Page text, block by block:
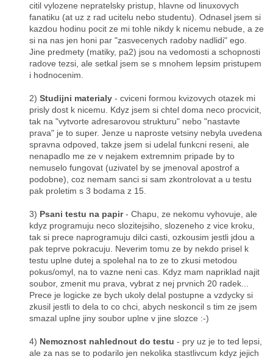
citil vylozene nepratelsky pristup, hlavne od linuxovych
fanatiku (at uz z rad ucitelu nebo studentu). Odnasel jsem si
kazdou hodinu pocit ze mi tohle nikdy k nicemu nebude, a ze
si na nas jen honi par "zasvecenych radoby nadlidi" ego.
Jine predmety (matiky, pa2) jsou na vedomosti a schopnosti
radove tezsi, ale setkal jsem se s mnohem lepsim pristupem
i hodnocenim.
2) Studijni materialy - cviceni formou kvizovych otazek mi
prisly dost k nicemu. Kdyz jsem si chtel doma neco procvicit,
tak na "vytvorte adresarovou strukturu" nebo "nastavte
prava" je to super. Jenze u naproste vetsiny nebyla uvedena
spravna odpoved, takze jsem si udelal funkcni reseni, ale
nenapadlo me ze v nejakem extremnim pripade by to
nemuselo fungovat (uzivatel by se jmenoval apostrof a
podobne), coz nemam sanci si sam zkontrolovat a u testu
pak proletim s 3 bodama z 15.
3) Psani testu na papir- Chapu, ze nekomu vyhovuje, ale
kdyz programuju neco slozitejsiho, slozeneho z vice kroku,
tak si prece naprogramuju dilci casti, ozkousim jestli jdou a
pak teprve pokracuju. Neverim tomu ze by nekdo prisel k
testu uplne dutej a spolehal na to ze to zkusi metodou
pokus/omyl, na to vazne neni cas. Kdyz mam napriklad najit
soubor, zmenit mu prava, vybrat z nej prvnich 20 radek...
Prece je logicke ze bych ukoly delal postupne a vzdycky si
zkusil jestli to dela to co chci, abych neskoncil s tim ze jsem
smazal uplne jiny soubor uplne v jine slozce :-)
4) Nemoznost nahlednout do testu - pry uz je to ted lepsi,
ale za nas se to podarilo jen nekolika stastlivcum kdyz jejich